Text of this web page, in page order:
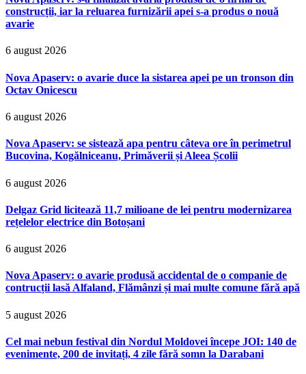
construcții, iar la reluarea furnizării apei s-a produs o nouă
avarie
6 august 2026
Nova Apaserv: o avarie duce la sistarea apei pe un tronson din
Octav Onicescu
6 august 2026
Nova Apaserv: se sistează apa pentru câteva ore în perimetrul
Bucovina, Kogălniceanu, Primăverii și Aleea Școlii
6 august 2026
Delgaz Grid licitează 11,7 milioane de lei pentru modernizarea
rețelelor electrice din Botoșani
6 august 2026
Nova Apaserv: o avarie produsă accidental de o companie de
contrucții lasă Alfaland, Flămânzi și mai multe comune fără apă
5 august 2026
Cel mai nebun festival din Nordul Moldovei începe JOI: 140 de
evenimente, 200 de invitați, 4 zile fără somn la Darabani